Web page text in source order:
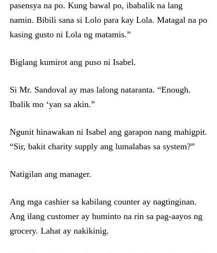
pasensya na po. Kung bawal po, ibabalik na lang
namin. Bibili sana si Lolo para kay Lola. Matagal na po
kasing gusto ni Lola ng matamis.”
Biglang kumirot ang puso ni Isabel.
Si Mr. Sandoval ay mas lalong nataranta. “Enough.
Ibalik mo ‘yan sa akin.”
Ngunit hinawakan ni Isabel ang garapon nang mahigpit.
“Sir, bakit charity supply ang lumalabas sa system?”
Natigilan ang manager.
Ang mga cashier sa kabilang counter ay nagtinginan.
Ang ilang customer ay huminto na rin sa pag-aayos ng
grocery. Lahat ay nakikinig.